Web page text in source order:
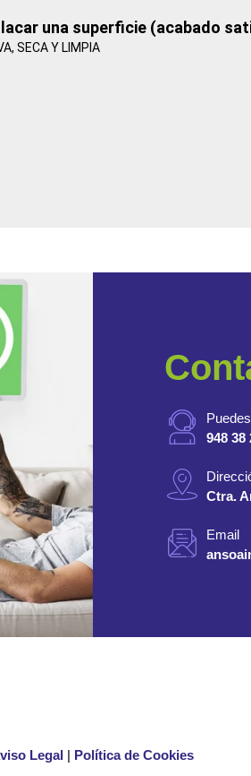
una superficie (acabado
SECA Y LIMPIA
948 38
Ctra.
Email
Legal | Política de Cookies